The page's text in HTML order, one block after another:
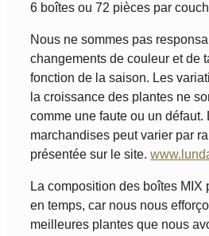
6 boîtes ou 72 pièces par
Nous ne sommes pas
changements de couleur et de
fonction de la saison. Les
la croissance des plantes ne
comme une faute ou un défaut.
marchandises peut varier par
présentée sur le site.
La composition des boîtes MIX
en temps, car nous nous
meilleures plantes que nous